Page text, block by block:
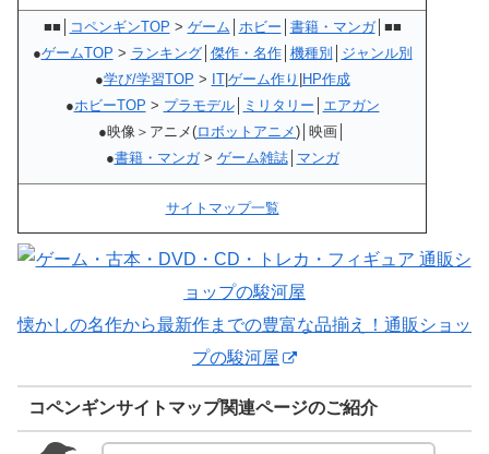
■■│ コペンギンTOP > ゲーム ホビー 書籍・マンガ│■■
●ゲームTOP > ランキング│ 傑作・名作│ 機種別
ジャンル別
●学び/学習TOP > IT|ゲーム作り |HP作成
●ホビーTOP > プラモデル│ ミリタリー
エアガン
●映像＞アニメ(ロボットアニメ)│映画│
●書籍・マンガ> ゲーム雑誌│ マンガ
サイトマップ一覧
懐かしの名作から最新作までの豊富な品揃え！通販ショッ
プの駿河屋
コペンギンサイトマップ関連ページのご紹介